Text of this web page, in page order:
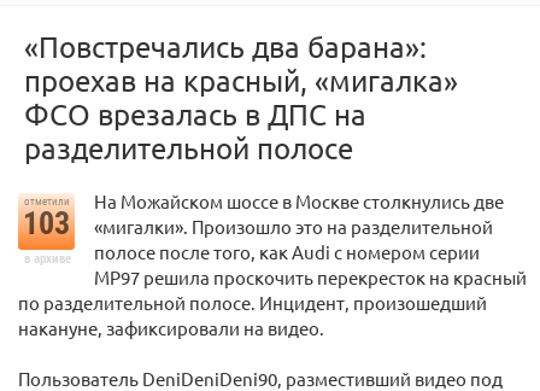
«Повстречались два барана»:
проехав на красный, «мигалка»
ФСО врезалась в ДПС на
разделительной полосе
отметили
103
в архиве
На Можайском шоссе в Москве столкнулись две
«мигалки». Произошло это на разделительной
полосе после того, как Audi с номером серии
МР97 решила проскочить перекресток на красный
по разделительной полосе. Инцидент, произошедший
накануне, зафиксировали на видео.
Пользователь DeniDeniDeni90, разместивший видео под